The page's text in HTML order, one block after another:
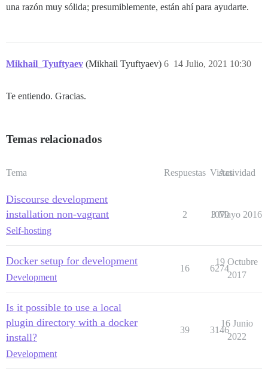
una razón muy sólida; presumiblemente, están ahí para ayudarte.
Mikhail_Tyuftyaev (Mikhail Tyuftyaev) 14 Julio, 2021 10:30
6
Te entiendo. Gracias.
Temas relacionados
Tema Respuestas Vistas
Actividad
Discourse development
installation non-vagrant
Self-hosting
2 1079
3 Mayo 2016
Docker setup for development
Development
16 6274
19 Octubre
2017
Is it possible to use a local
plugin directory with a docker
install?
Development
39 3146
16 Junio
2022